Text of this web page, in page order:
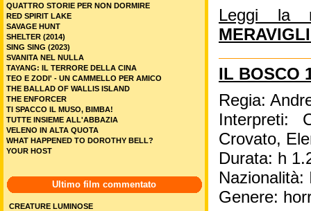
Leggi la
IL BOSCO
Regia:
Interpreti:
Crovato,
Durata: h
Nazionalità:
Genere:
QUATTRO STORIE PER NON DORMIRE
RED SPIRIT LAKE
SAVAGE HUNT
SHELTER (2014)
SING SING (2023)
SVANITA NEL NULLA
TAYANG: IL TERRORE DELLA CINA
TEO E ZODI' - UN CAMMELLO PER AMICO
THE BALLAD OF WALLIS ISLAND
THE ENFORCER
TI SPACCO IL MUSO, BIMBA!
TUTTE INSIEME ALL'ABBAZIA
VELENO IN ALTA QUOTA
WHAT HAPPENED TO DOROTHY BELL?
YOUR HOST
Ultimo film commentato
CREATURE LUMINOSE